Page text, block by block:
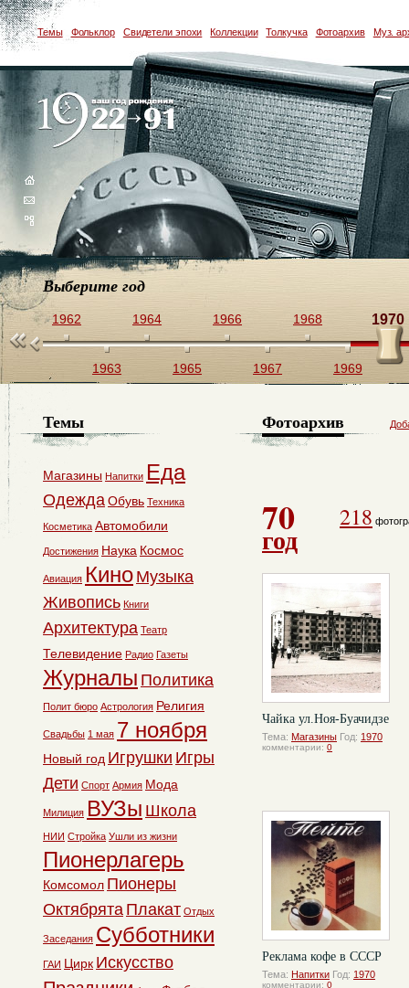
Темы Фольклор Свидетели эпохи Коллекции Толкучка Фотоархив Муз.
Выберите год
1962
1963
1964
1965
1966
1967
1968
1969
1970
Фотоархив
70
год
218
Чайка ул.Ноя-Буачидзе
Тема: Магазины Год: 1970
комментарии: 0
Реклама кофе в СССР
Тема: Напитки Год: 1970
комментарии: 0
Темы
Магазины Напитки Еда
ОдеждаОбувь Техника
Косметика Автомобили
Достижения Наука Космос
Авиация Кино Музыка
Живопись Книги
Архитектура Театр
Телевидение Радио Газеты
Журналы Политика
Полит бюро Астрология Религия
Свадьбы 1 мая 7 ноября
Новый год Игрушки Игры
Дети Спорт Армия Мода
Милиция ВУЗы Школа
НИИ Стройка Ушли из жизни
Пионерлагерь
Комсомол Пионеры
Октябрята Плакат Отдых
Заседания Субботники
ГАИ Цирк Искусство